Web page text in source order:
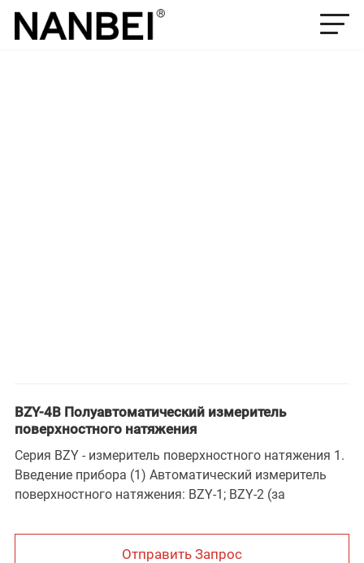
BZY-4B Полуавтоматический измеритель
поверхностного натяжения
Серия BZY - измеритель поверхностного натяжения 1.
Введение прибора (1) Автоматический измеритель
поверхностного натяжения: BZY-1; BZY-2 (за
Отправить Запрос